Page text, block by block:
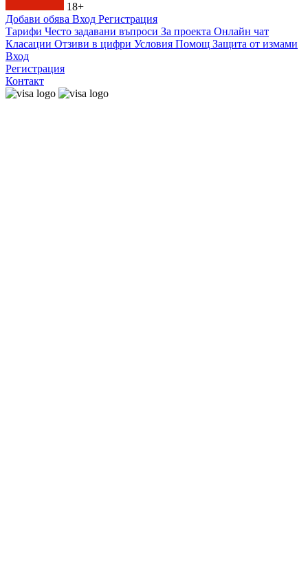
18+
Добави обява Вход Регистрация
Тарифи Често задавани въпроси За проекта Онлайн чат
Класации Отзиви в цифри Условия Помощ Защита от измами
Вход
Регистрация
Контакт